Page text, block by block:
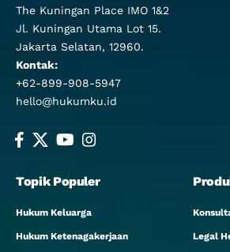
The Kuningan Place IMO 1&2
Jl. Kuningan Utama Lot 15.
Jakarta Selatan, 12960.
Kontak:
+62-899-908-5947
hello@hukumku.id
Topik Populer
Hukum Keluarga
Hukum Ketenagakerjaan Legal